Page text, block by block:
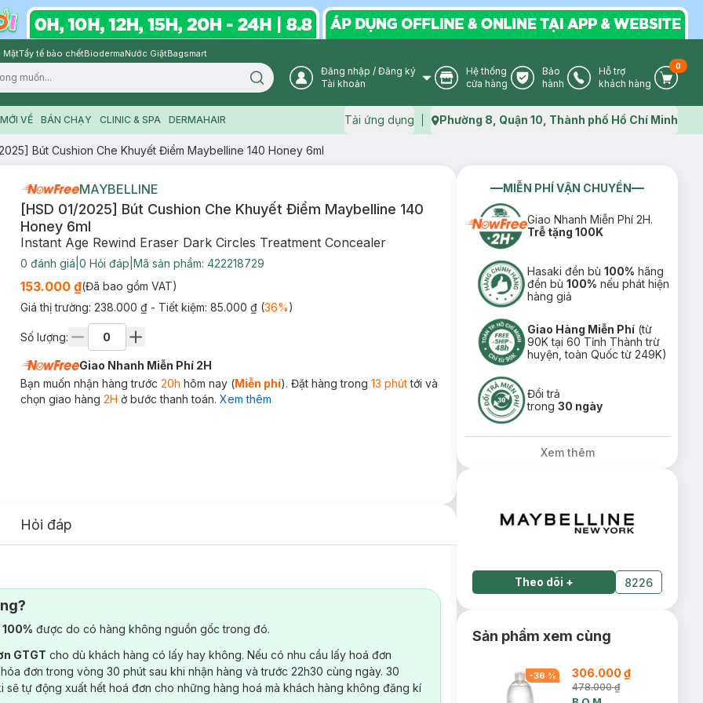
MặtTẩy tế bào chếtBiodermaNước GiặtBagsmart
Search icon User Icon
Đăng nhập / Đăng ký
Tài khoản
Store Icon
Hệ thống
cửa hàng
Warranty Icon
Bảo
hành
Phone Icon
Hỗ trợ
khách hàng
Cart
0
VỀ BÁN CHẠY CLINIC & SPA DERMAHAIR Tải ứng dụng Map icon
Phường 8, Quận 10, Thành phố Hồ Chí Minh
Bút Cushion Che Khuyết Điểm Maybelline 140 Honey 6ml
MAYBELLINE
[HSD 01/2025] Bút Cushion Che Khuyết Điểm Maybelline 140
Honey 6ml
Instant Age Rewind Eraser Dark Circles Treatment Concealer
0 đánh giá 0 Hỏi đáp Mã sản phẩm: 422218729
153.000 ₫(Đã bao gồm VAT)
Giá thị trường: 238.000 ₫ - Tiết kiệm: 85.000 ₫(36%)
Số lượng:
Giao Nhanh Miễn Phí 2H
Bạn muốn nhận hàng trước 20h hôm nay (Miễn phí). Đặt hàng trong 13 phúttới và
chọn giao hàng 2H ở bước thanh toán. Xem thêm
Hỏi đáp
được do có hàng không nguồn gốc trong đó.
GTGT cho dù khách hàng có lấy hay không. Nếu có nhu cầu lấy hoá đơn
đơn trong vòng 30 phút sau khi nhận hàng và trước 22h30 cùng ngày. 30
sẽ tự động xuất hết hoá đơn cho những hàng hoá mà khách hàng không đăng kí
MIỄN PHÍ VẬN CHUYỂN
Giao Nhanh Miễn Phí 2H.
Trễ tặng 100K
Hasaki đền bù100% hãng
đền bù100% nếu phát hiện
hàng giả
Giao Hàng Miễn Phí (từ
90K tại 60 Tỉnh Thành trừ
huyện, toàn Quốc từ 249K)
Đổi trả
trong30 ngày
Xem thêm
Theo dõi + 8226
Sản phẩm xem cùng
-36 % 306.000 ₫
478.000 ₫